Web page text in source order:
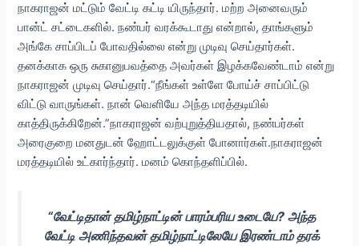
நாகராஜன் மட்டும் வேட்டி கட்டி யிருந்தார். மற்ற அனைவரும்
பான்ட் சட்டைகளில். நண்பர் வரக்கூடாது என்றால், தாங்களும்
அங்கே சாப்பிடப் போவதில்லை என்று முடிவு செய்தார்கள்.
தனக்காக ஒரு சுகானுபவத்தை அவர்கள் இழக்கவேண்டாம் என்று
நாகராஜன் முடிவு செய்தார்.“நீங்கள் உள்ளே போய்ச் சாப்பிட்டு
விட்டு வாருங்கள். நான் வெளியே அந்த மரத்தடியில்
காத்திருக்கிறேன்.”நாகராஜன் வற்புறுத்தியதால், நண்பர்கள்
அரைகுறை மனதுடன் ஹோட்டலுக்குள் போனார்கள்.நாகராஜன்
மரத்தடியில் உட்கார்ந்தார். மனம் கொந்தளிப்பில்.
“வேட்டிதான் தமிழ்நாட்டின் பாரம்பரிய உடையே? அந்த
வேட்டி அணிந்தவன் தமிழ்நாட்டிலேயே இரண்டாம் தரக்